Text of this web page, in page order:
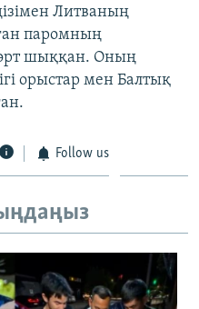
Литваның
паромның
шыққан. Оның
орыстар мен Балтық
Follow us